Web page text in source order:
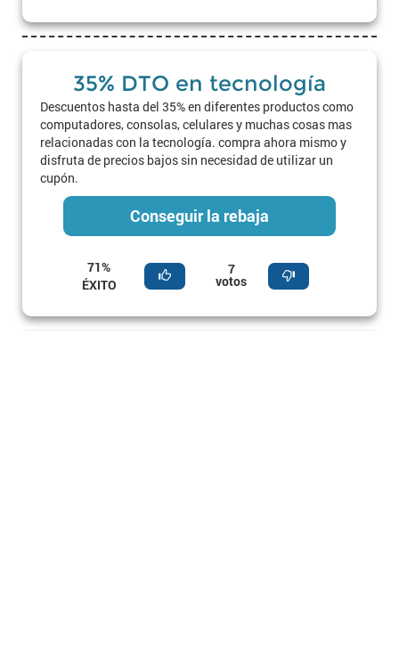
35% DTO en tecnología
Descuentos hasta del 35% en diferentes productos como
computadores, consolas, celulares y muchas cosas mas
relacionadas con la tecnología. compra ahora mismo y
disfruta de precios bajos sin necesidad de utilizar un
cupón.
Conseguir la rebaja
71%
ÉXITO
7
votos